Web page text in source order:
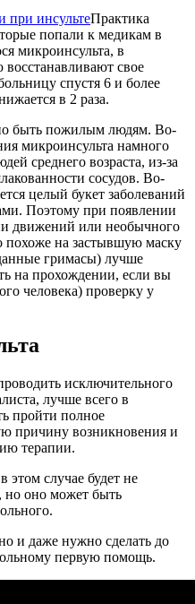
Практика
попали к медикам в
микроинсульта, в
свое
спустя 6 и более
в 2 раза.
быть пожилым людям. Во-
микроинсульта намного
среднего возраста, из-за
сосудов. Во-
целый букет заболеваний
Поэтому при появлении
движений или необычного
похоже на застывшую маску
гримасы) лучше
на прохождении, если вы
человека) проверку у
исключительного
лучше всего в
пройти полное
причину возникновения и
терапии.
этом случае будет не
но оно может быть
и даже нужно сделать до
первую помощь.